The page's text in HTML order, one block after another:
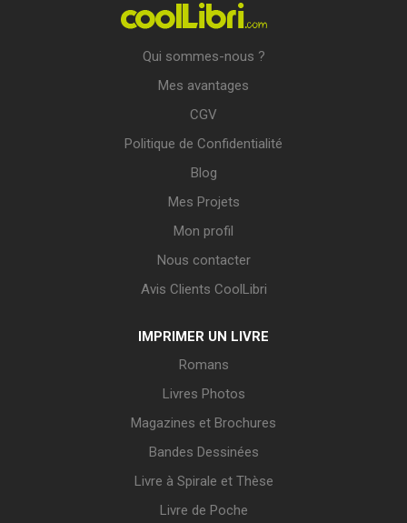
Qui sommes-nous ?
Mes avantages
CGV
Politique de Confidentialité
Blog
Mes Projets
Mon profil
Nous contacter
Avis Clients CoolLibri
IMPRIMER UN LIVRE
Romans
Livres Photos
Magazines et Brochures
Bandes Dessinées
Livre à Spirale et Thèse
Livre de Poche